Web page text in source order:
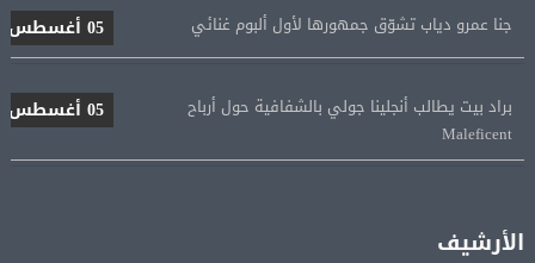
Maleficent
الأرشيف